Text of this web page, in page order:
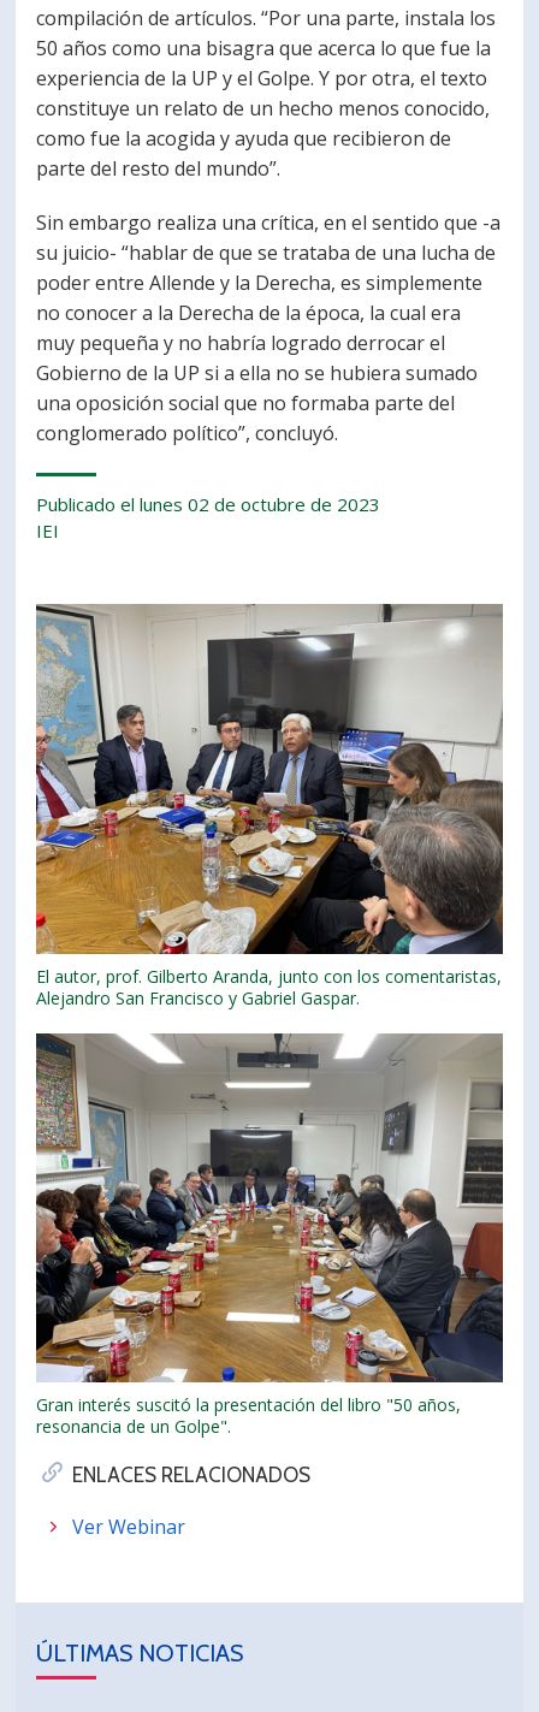
El autor, prof. Gilberto Aranda, junto con los comentaristas,
Alejandro San Francisco y Gabriel Gaspar.
Gran interés suscitó la presentación del libro "50 años,
resonancia de un Golpe".
ENLACES RELACIONADOS
Ver Webinar
compilación de artículos. “Por una parte, instala los
50 años como una bisagra que acerca lo que fue la
experiencia de la UP y el Golpe. Y por otra, el texto
constituye un relato de un hecho menos conocido,
como fue la acogida y ayuda que recibieron de
parte del resto del mundo”.
Sin embargo realiza una crítica, en el sentido que -a
su juicio- “hablar de que se trataba de una lucha de
poder entre Allende y la Derecha, es simplemente
no conocer a la Derecha de la época, la cual era
muy pequeña y no habría logrado derrocar el
Gobierno de la UP si a ella no se hubiera sumado
una oposición social que no formaba parte del
conglomerado político”, concluyó.
Publicado el lunes 02 de octubre de 2023
IEI
ÚLTIMAS NOTICIAS